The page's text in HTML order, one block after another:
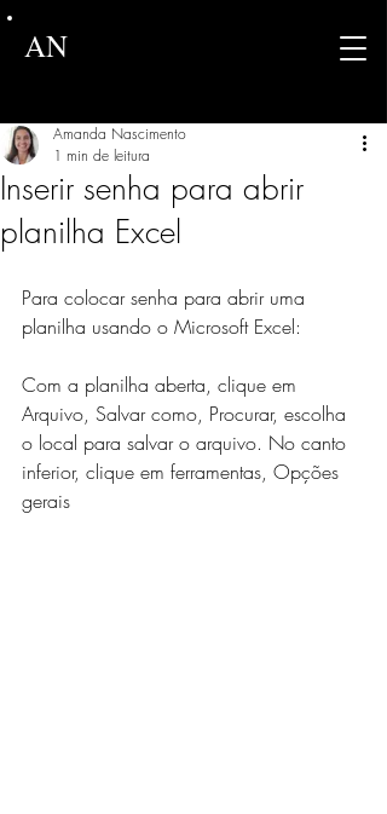
AN
Inserir senha para abrir
planilha Excel
Amanda Nascimento
1 min de leitura
Para colocar senha para abrir uma
planilha usando o Microsoft Excel:
Com a planilha aberta, clique em
Arquivo, Salvar como, Procurar, escolha
o local para salvar o arquivo. No canto
inferior, clique em ferramentas, Opções
gerais